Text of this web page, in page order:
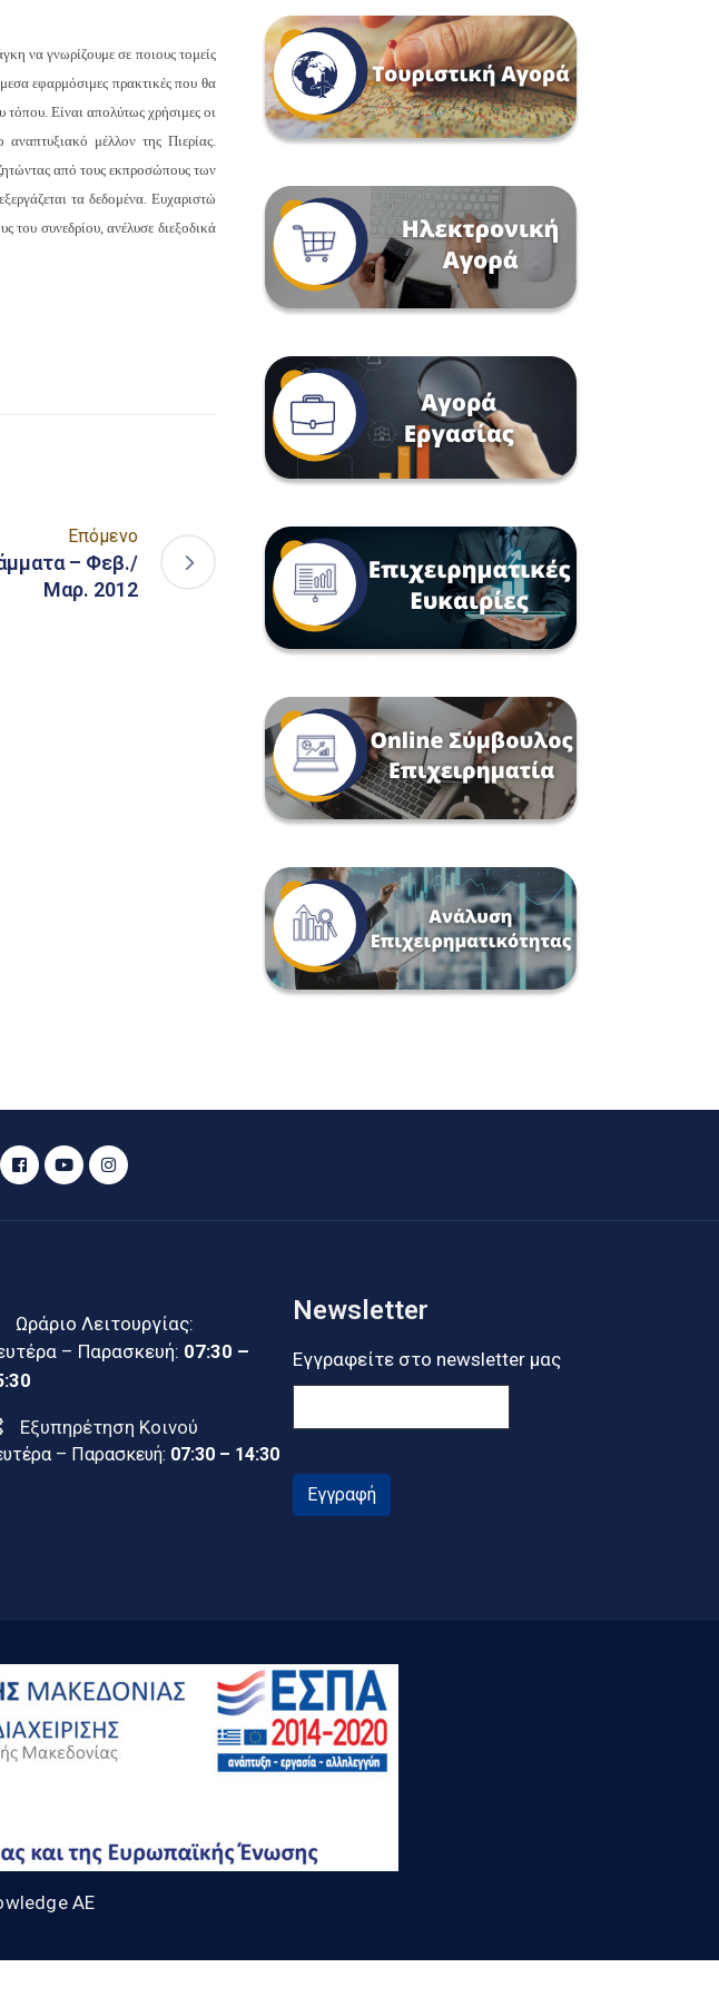
να γνωρίζουμε σε ποιους τομείς
εφαρμόσιμες πρακτικές που θα
Είναι απολύτως χρήσιμες οι
μέλλον της Πιερίας.
από τους εκπροσώπους των
τα δεδομένα. Ευχαριστώ
του συνεδρίου, ανέλυσε διεξοδικά
Επόμενο
– Φεβ./
Μαρ. 2012
Ωράριο Λειτουργίας:
– Παρασκευή: 07:30 –
Εξυπηρέτηση Κοινού
– Παρασκευή: 07:30 – 14:30
Newsletter
Εγγραφείτε στο newsletter μας
Εγγραφή
AE